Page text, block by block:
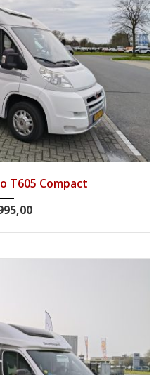
T605 Compact